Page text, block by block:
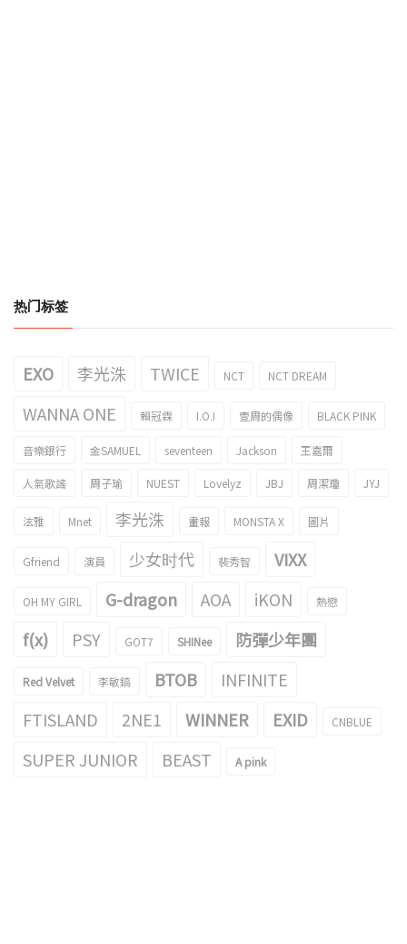
热门标签
EXO 李光洙 TWICE NCT NCT DREAM
WANNA ONE 賴冠霖 I.O.I 壹周的偶像 BLACK PINK
音樂銀行 金SAMUEL seventeen Jackson 王嘉爾
人氣歌謠 周子瑜 NUEST Lovelyz JBJ 周潔瓊 JYJ
泫雅 Mnet 李光洙 畫報 MONSTA X 圖片
Gfriend 演員 少女时代 裴秀智 VIXX
OH MY GIRL G-dragon AOA iKON 熱戀
f(x) PSY GOT7 SHINee 防彈少年團
Red Velvet 李敏鎬 BTOB
INFINITE
FTISLAND
2NE1 WINNER EXID CNBLUE
SUPER JUNIOR BEAST A pink